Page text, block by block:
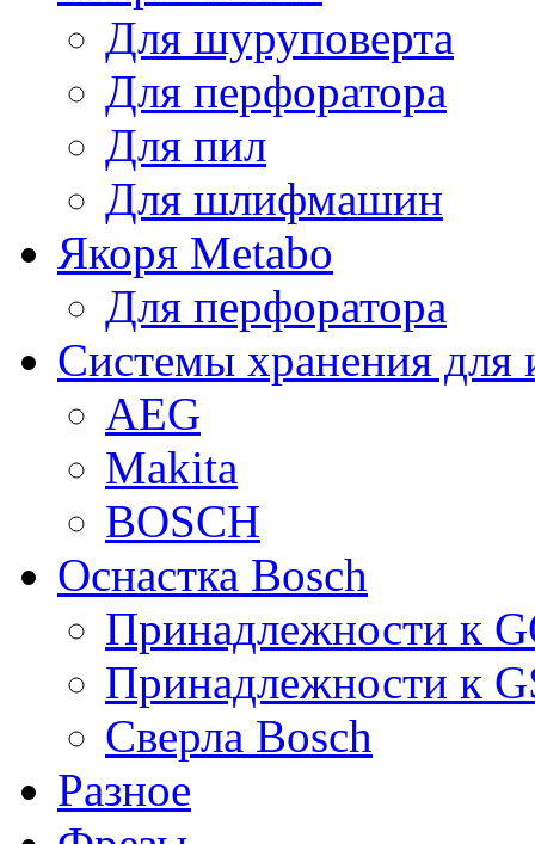
Для шуруповерта
Для перфоратора
Для пил
Для шлифмашин
Якоря Metabo
Для перфоратора
Системы хранения для
AEG
Makita
BOSCH
Оснастка Bosch
Принадлежности к
Принадлежности к
Сверла Bosch
Разное